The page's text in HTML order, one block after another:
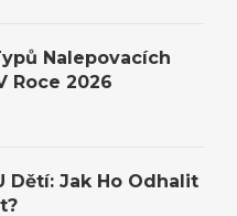
Nalepovacích
Roce 2026
Dětí: Jak Ho Odhalit